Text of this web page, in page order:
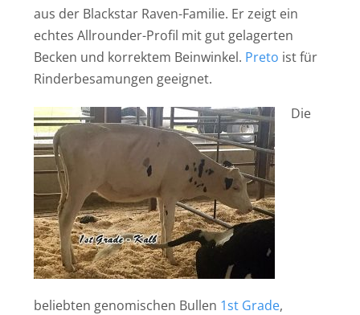
aus der Blackstar Raven-Familie. Er zeigt ein
echtes Allrounder-Profil mit gut gelagerten
Becken und korrektem Beinwinkel. Preto ist für
Rinderbesamungen geeignet.
Die
beliebten genomischen Bullen 1st Grade,